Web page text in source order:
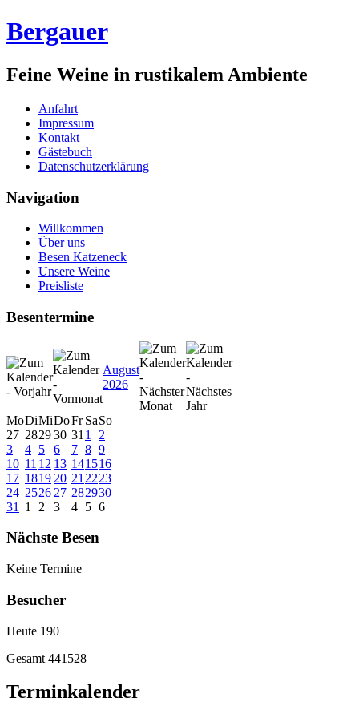
Bergauer
Feine Weine in rustikalem Ambiente
Anfahrt
Impressum
Kontakt
Gästebuch
Datenschutzerklärung
Navigation
Willkommen
Über uns
Besen Katzeneck
Unsere Weine
Preisliste
Besentermine
August
2026
MoDiMiDoFr SaSo
27 282930 31 1
2
3
4 5 6 7 8 9
10 11 12 13 141516
17 1819 20 21 2223
24 2526 27 282930
31
1 2 3 4 5 6
Nächste Besen
Keine Termine
Besucher
Heute 190
Gesamt 441528
Terminkalender